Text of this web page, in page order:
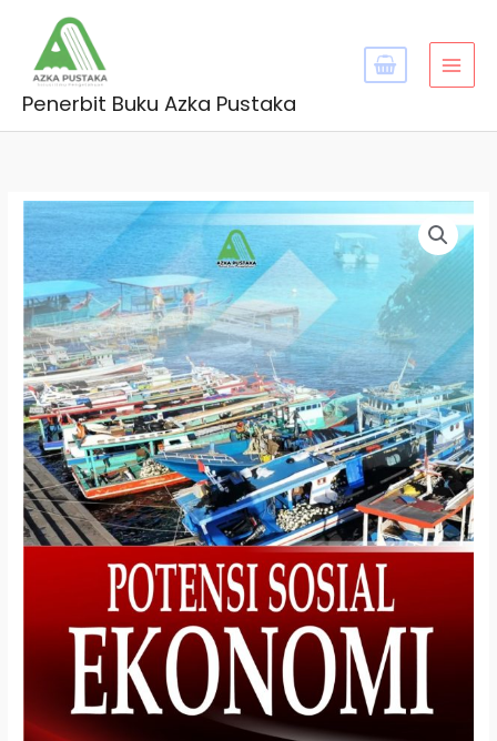
content
Penerbit Buku Azka Pustaka